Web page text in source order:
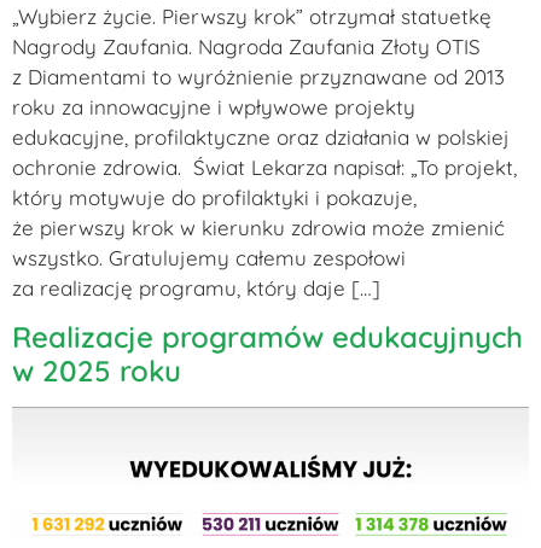
„Wybierz życie. Pierwszy krok” otrzymał statuetkę
Nagrody Zaufania. Nagroda Zaufania Złoty OTIS
z Diamentami to wyróżnienie przyznawane od 2013
roku za innowacyjne i wpływowe projekty
edukacyjne, profilaktyczne oraz działania w polskiej
ochronie zdrowia. Świat Lekarza napisał: „To projekt,
który motywuje do profilaktyki i pokazuje,
że pierwszy krok w kierunku zdrowia może zmienić
wszystko. Gratulujemy całemu zespołowi
za realizację programu, który daje […]
Realizacje programów edukacyjnych
w 2025 roku